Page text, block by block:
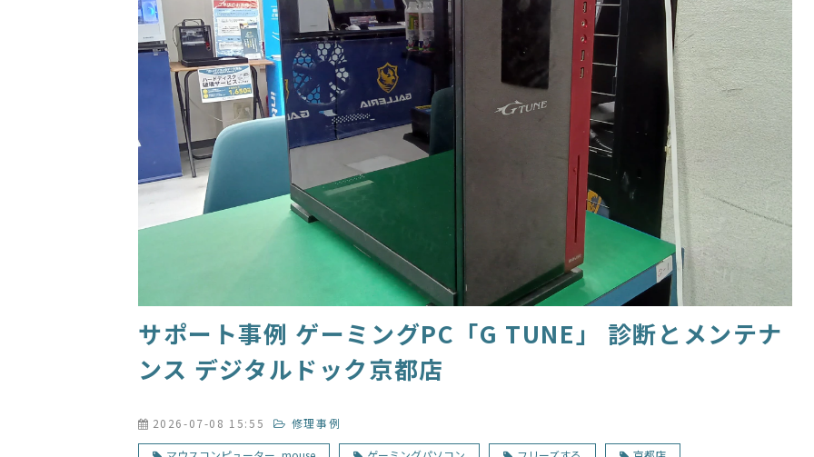
サポート事例 ゲーミングPC「G TUNE」 診断とメンテナ
ンス デジタルドック京都店
2026-07-08 15:55 修理事例